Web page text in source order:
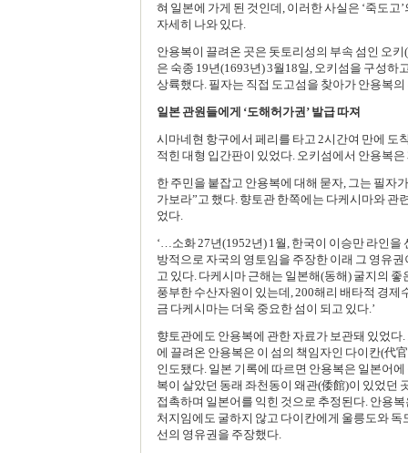
혀 일본에 가게 된 것인데, 이러한 사실은 ‘죽도고
자세히 나와 있다.
안용복이 끌려온 곳은 돗토리성의 부속 섬인 오
은 숙종 19년(1693년) 3월18일, 오키섬을 구성하
상륙했다. 필자는 직접 도고섬을 찾아가 안용복
일본 관원들에게 ‘도해허가권’ 발급 따져
시마네현 항구에서 페리를 타고 2시간여 만에 도
적힌 대형 입간판이 있었다. 오키섬에서 안용복
한 주민을 붙잡고 안용복에 대해 묻자, 그는 필자
가보라”고 했다. 향토관 한쪽에는 다케시마와 관
었다.
‘…소화 27년(1952년) 1월, 한국이 이승만 라인을
방적으로 자국의 영토임을 주장한 이래 그 영유권
고 있다. 다케시마 근해는 일본해(동해) 굴지의 좋
풍부한 수산자원이 있는데, 200해리 배타적 경제
금 다케시마는 더욱 중요한 섬이 되고 있다.’
향토관에도 안용복에 관한 자료가 보관돼 있었다.
에 끌려온 안용복은 이 섬의 책임자인 다이칸(代
인도됐다. 일본 기록에 따르면 안용복은 일본어에
복이 살았던 동래 좌천동이 왜관(倭館)이 있었던
접촉하며 일본어를 익힌 것으로 추정된다. 안용
처지임에도 굴하지 않고 다이칸에게 울릉도와 독
선의 영유권을 주장했다.